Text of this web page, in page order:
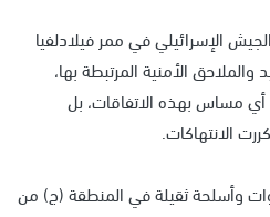
الإسرائيلي في ممر فيلادلفيا
الأمنية المرتبطة بها،
مساس بهذه الاتفاقات، بل
الانتهاكات.
وأسلحة ثقيلة في المنطقة (ج) من